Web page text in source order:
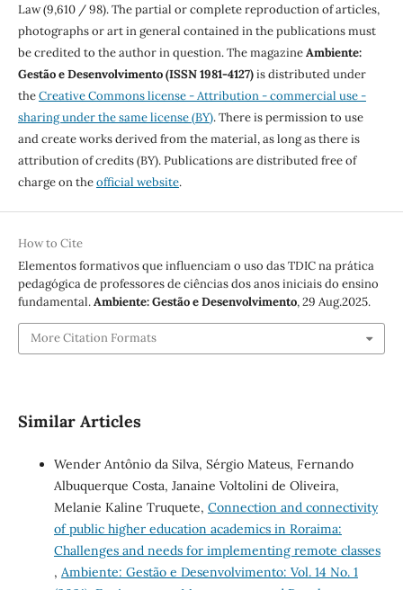
Law (9,610 / 98). The partial or complete reproduction of articles,
photographs or art in general contained in the publications must
be credited to the author in question. The magazineAmbiente:
Gestão e Desenvolvimento (ISSN 1981-4127)is distributed under
theCreative Commons license - Attribution - commercial use -
sharing under the same license (BY). There is permission to use
and create works derived from the material, as long as there is
attribution of credits (BY). Publications are distributed free of
charge on theofficial website.
How to Cite
Elementos formativos que influenciam o uso das TDIC na prática
pedagógica de professores de ciências dos anos iniciais do ensino
fundamental.Ambiente: Gestão e Desenvolvimento, 29 Aug.2025.
More Citation Formats
Similar Articles
Wender Antônio da Silva, Sérgio Mateus, Fernando
Albuquerque Costa, Janaine Voltolini de Oliveira,
Melanie Kaline Truquete, Connection and connectivity
of public higher education academics in Roraima:
Challenges and needs for implementing remote classes
, Ambiente: Gestão e Desenvolvimento: Vol. 14 No. 1